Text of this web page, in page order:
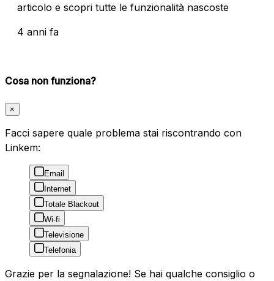
articolo e scopri tutte le funzionalità nascoste
4 anni fa
Cosa non funziona?
×
Facci sapere quale problema stai riscontrando con
Linkem:
Email
Internet
Totale Blackout
Wi-fi
Televisione
Telefonia
Grazie per la segnalazione! Se hai qualche consiglio o